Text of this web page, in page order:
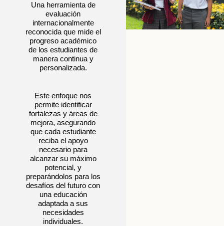
Una herramienta de
evaluación
internacionalmente
reconocida que mide el
progreso académico
de los estudiantes de
manera continua y
personalizada.
Este enfoque nos
permite identificar
fortalezas y áreas de
mejora, asegurando
que cada estudiante
reciba el apoyo
necesario para
alcanzar su máximo
potencial, y
preparándolos para los
desafíos del futuro con
una educación
adaptada a sus
necesidades
individuales.